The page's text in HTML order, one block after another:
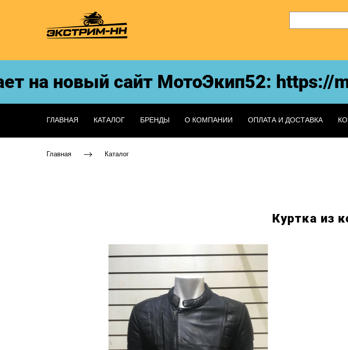
на новый сайт МотоЭкип52: https://
ГЛАВНАЯ КАТАЛОГ БРЕНДЫ О КОМПАНИИ ОПЛАТА И ДОСТАВКА
Главная Каталог
Куртка из